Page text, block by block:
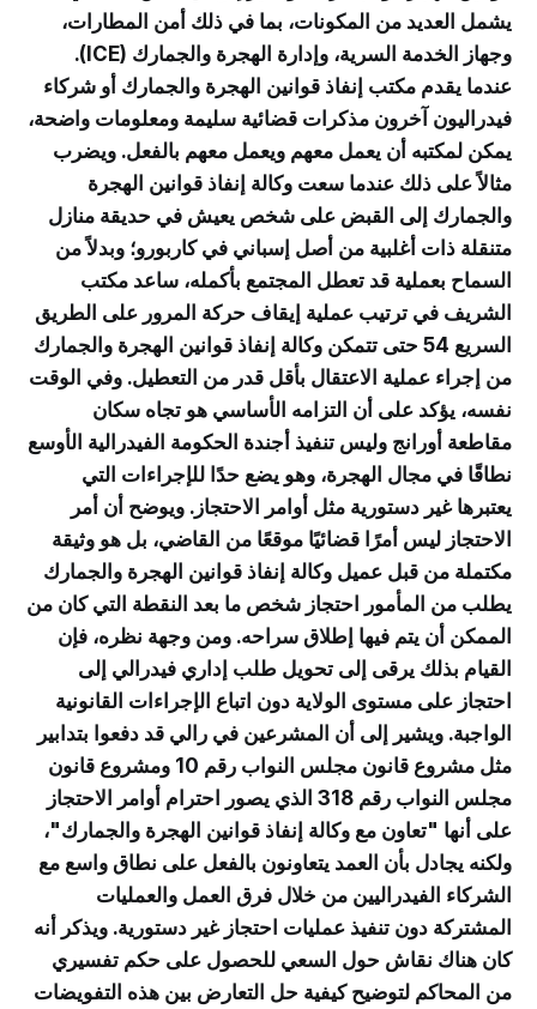
يشمل العديد من المكونات، بما في ذلك أمن المطارات،
وجهاز الخدمة السرية، وإدارة الهجرة والجمارك (ICE).
عندما يقدم مكتب إنفاذ قوانين الهجرة والجمارك أو شركاء
فيدراليون آخرون مذكرات قضائية سليمة ومعلومات واضحة،
يمكن لمكتبه أن يعمل معهم ويعمل معهم بالفعل. ويضرب
مثالاً على ذلك عندما سعت وكالة إنفاذ قوانين الهجرة
والجمارك إلى القبض على شخص يعيش في حديقة منازل
متنقلة ذات أغلبية من أصل إسباني في كاربورو؛ وبدلاً من
السماح بعملية قد تعطل المجتمع بأكمله، ساعد مكتب
الشريف في ترتيب عملية إيقاف حركة المرور على الطريق
السريع 54 حتى تتمكن وكالة إنفاذ قوانين الهجرة والجمارك
من إجراء عملية الاعتقال بأقل قدر من التعطيل. وفي الوقت
نفسه، يؤكد على أن التزامه الأساسي هو تجاه سكان
مقاطعة أورانج وليس تنفيذ أجندة الحكومة الفيدرالية الأوسع
نطاقًا في مجال الهجرة، وهو يضع حدًا للإجراءات التي
يعتبرها غير دستورية مثل أوامر الاحتجاز. ويوضح أن أمر
الاحتجاز ليس أمرًا قضائيًا موقعًا من القاضي، بل هو وثيقة
مكتملة من قبل عميل وكالة إنفاذ قوانين الهجرة والجمارك
يطلب من المأمور احتجاز شخص ما بعد النقطة التي كان من
الممكن أن يتم فيها إطلاق سراحه. ومن وجهة نظره، فإن
القيام بذلك يرقى إلى تحويل طلب إداري فيدرالي إلى
احتجاز على مستوى الولاية دون اتباع الإجراءات القانونية
الواجبة. ويشير إلى أن المشرعين في رالي قد دفعوا بتدابير
مثل مشروع قانون مجلس النواب رقم 10 ومشروع قانون
مجلس النواب رقم 318 الذي يصور احترام أوامر الاحتجاز
على أنها "تعاون مع وكالة إنفاذ قوانين الهجرة والجمارك"،
ولكنه يجادل بأن العمد يتعاونون بالفعل على نطاق واسع مع
الشركاء الفيدراليين من خلال فرق العمل والعمليات
المشتركة دون تنفيذ عمليات احتجاز غير دستورية. ويذكر أنه
كان هناك نقاش حول السعي للحصول على حكم تفسيري
من المحاكم لتوضيح كيفية حل التعارض بين هذه التفويضات